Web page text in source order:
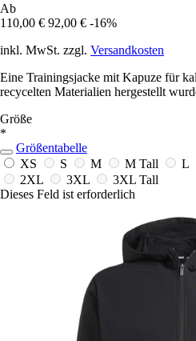
Ab
110,00 € 92,00 € -16%
inkl. MwSt. zzgl. Versandkosten
Eine Trainingsjacke mit Kapuze für
recycelten Materialien hergestellt
Größe
*
Größentabelle
XS
S M M Tall L
2XL
3XL
3XL Tall
Dieses Feld ist erforderlich